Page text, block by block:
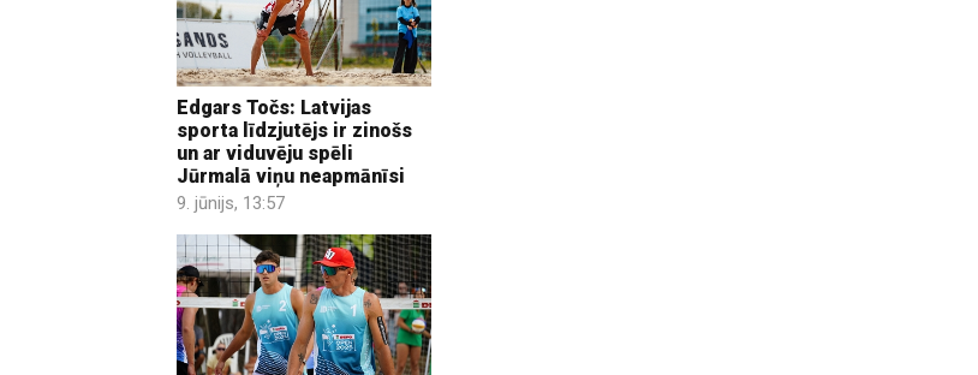
Edgars Točs: Latvijas
sporta līdzjutējs ir zinošs
un ar viduvēju spēli
Jūrmalā viņu neapmānīsi
9. jūnijs, 13:57